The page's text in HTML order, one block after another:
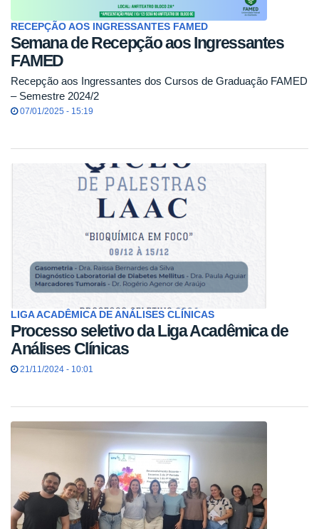
RECEPÇÃO AOS INGRESSANTES FAMED
Semana de Recepção aos Ingressantes
FAMED
Recepção aos Ingressantes dos Cursos de Graduação FAMED
– Semestre 2024/2
07/01/2025 - 15:19
LIGA ACADÊMICA DE ANÁLISES CLÍNICAS
Processo seletivo da Liga Acadêmica de
Análises Clínicas
21/11/2024 - 10:01